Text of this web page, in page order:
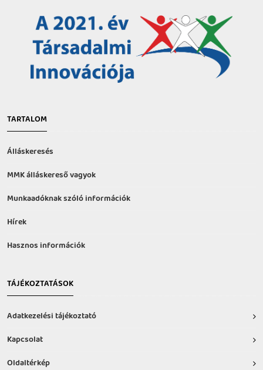
TARTALOM
Álláskeresés
MMK álláskereső vagyok
Munkaadóknak szóló információk
Hírek
Hasznos információk
TÁJÉKOZTATÁSOK
Adatkezelési tájékoztató
Kapcsolat
Oldaltérkép